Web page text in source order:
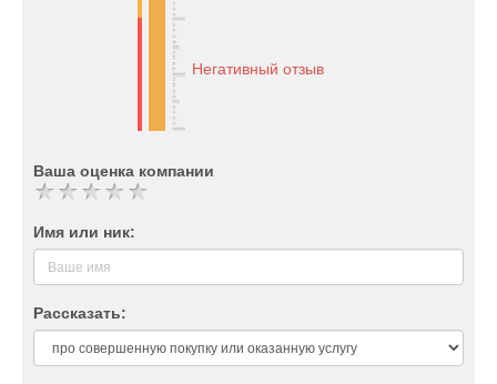
Негативный отзыв
Ваша оценка компании
Имя или ник:
Рассказать: